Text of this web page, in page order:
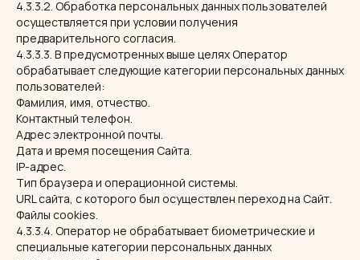
4.3.3.2. Обработка персональных данных пользователей
осуществляется при условии получения
предварительного согласия.
4.3.3.3. В предусмотренных выше целях Оператор
обрабатывает следующие категории персональных данных
пользователей:
Фамилия, имя, отчество.
Контактный телефон.
Адрес электронной почты.
Дата и время посещения Сайта.
IP-адрес.
Тип браузера и операционной системы.
URL сайта, с которого был осуществлен переход на Сайт.
Файлы cookies.
4.3.3.4. Оператор не обрабатывает биометрические и
специальные категории персональных данных